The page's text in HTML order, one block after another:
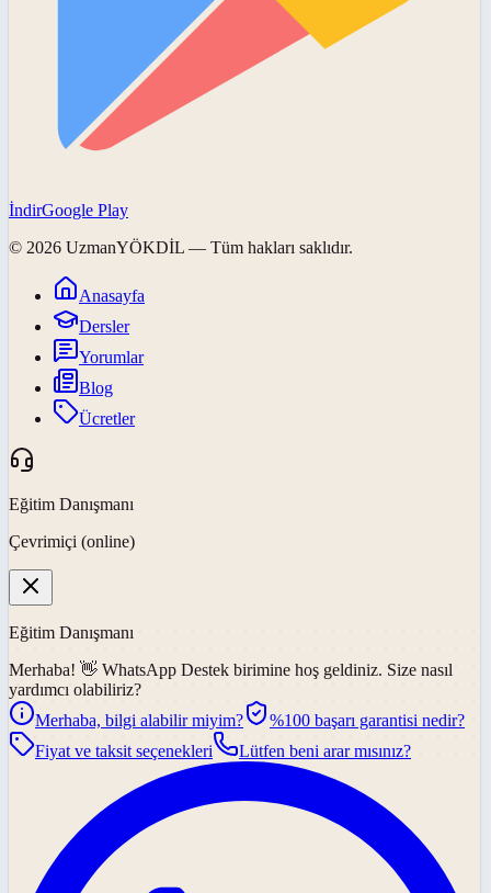
İndirGoogle Play
© 2026 UzmanYÖKDİL — Tüm hakları saklıdır.
Anasayfa
Dersler
Yorumlar
Blog
Ücretler
Eğitim Danışmanı
Çevrimiçi (online)
Eğitim Danışmanı
Merhaba! 👋 WhatsApp Destek birimine hoş geldiniz. Size nasıl
yardımcı olabiliriz?
Merhaba, bilgi alabilir miyim?
%100 başarı garantisi nedir?
Fiyat ve taksit seçenekleri
Lütfen beni arar mısınız?